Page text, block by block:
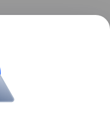
это такое и
бенчмарк, а